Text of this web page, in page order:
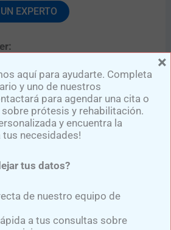
EXPERTO
, debe darle la vuelta y sujetarlo
la ilustración.
el interior dellineresté
en la piel.
final este sobre elmuñón, genere
y poco a poco vaya
aquí para ayudarte. Completa
y uno de nuestros
para agendar una cita o
prótesis y rehabilitación.
y encuentra la
necesidades!
tus datos?
de nuestro equipo de
a tus consultas sobre
×